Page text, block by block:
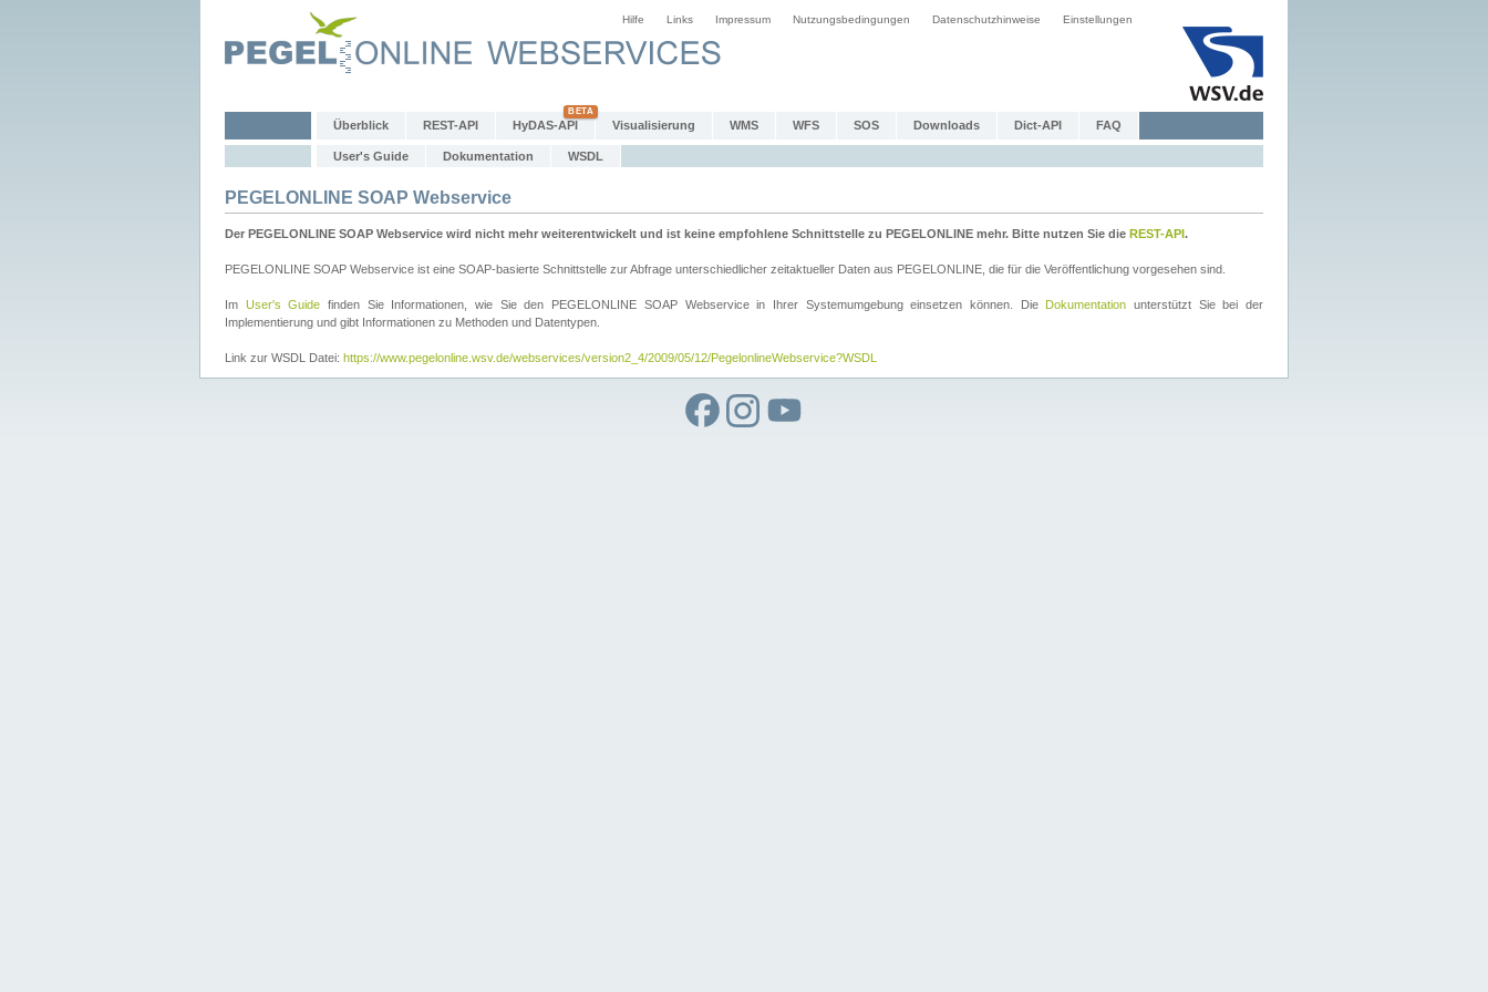
Hilfe Links Impressum Nutzungsbedingungen Datenschutzhinweise Einstellungen
Überblick REST-API HyDAS-API Visualisierung WMS WFS SOS Downloads Dict-API FAQ
User's Guide Dokumentation WSDL
PEGELONLINE SOAP Webservice
Der PEGELONLINE SOAP Webservice wird nicht mehr weiterentwickelt und ist keine empfohlene Schnittstelle zu PEGELONLINE mehr. Bitte nutzen Sie die REST-API.
PEGELONLINE SOAP Webservice ist eine SOAP-basierte Schnittstelle zur Abfrage unterschiedlicher zeitaktueller Daten aus PEGELONLINE, die für die Veröffentlichung vorgesehen sind.
Im User's Guide finden Sie Informationen, wie Sie den PEGELONLINE SOAP Webservice in Ihrer Systemumgebung einsetzen können. Die Dokumentation unterstützt Sie bei der
Implementierung und gibt Informationen zu Methoden und Datentypen.
Link zur WSDL Datei: https://www.pegelonline.wsv.de/webservices/version2_4/2009/05/12/PegelonlineWebservice?WSDL